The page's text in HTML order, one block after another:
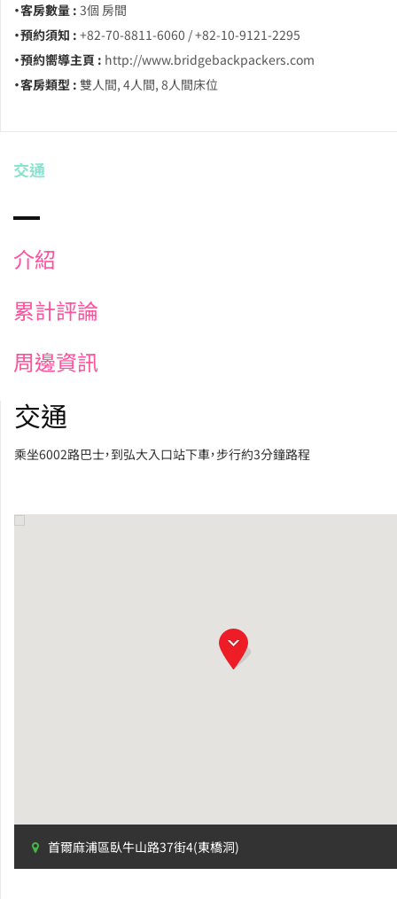
・客房數量 : 3個 房間
・預約須知 : +82-70-8811-6060 / +82-10-9121-2295
・預約嚮導主頁 : http://www.bridgebackpackers.com
・客房類型 : 雙人間, 4人間, 8人間床位
交通
介紹
累計評論
周邊資訊
交通
乘坐6002路巴士，到弘大入口站下車，步行約3分鐘路程
首爾麻浦區臥牛山路37街4(東橋洞)